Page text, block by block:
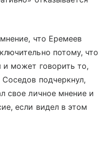
что Еремеев
потому, что
может говорить то,
подчеркнул,
свое личное мнение и
если видел в этом